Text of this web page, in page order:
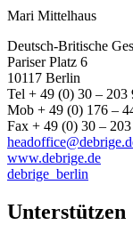
Mari Mittelhaus
Deutsch-Britische
Pariser Platz 6
10117 Berlin
Tel + 49 (0) 30 – 203
Mob + 49 (0) 176 –
Fax + 49 (0) 30 –
www.debrige.de
debrige_berlin
Unterstützen